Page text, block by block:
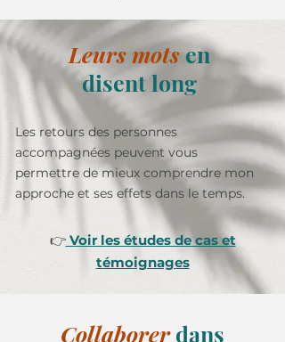
Leurs motsen
disent long
Les retours des personnes
accompagnées peuvent vous
permettre de mieux comprendre mon
approche et ses effets dans le temps.
👉Voir les études de cas et
témoignages
Collaborerdans